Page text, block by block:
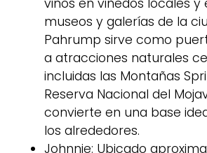
vinos en viñedos locales y
museos y galerías de la
Pahrump sirve como
a atracciones naturales
incluidas las Montañas
Reserva Nacional del
convierte en una base
los alrededores.
Johnnie: Ubicado